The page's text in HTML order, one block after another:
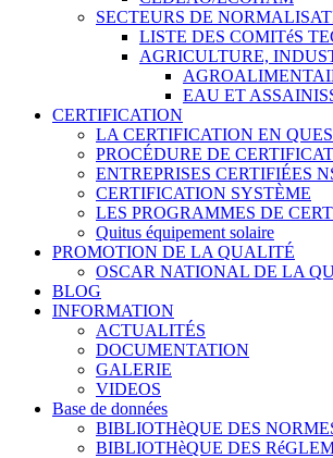
SECTEURS DE
LISTE DES COMITéS
AGRICULTURE,
EAU ET
CERTIFICATION
LA CERTIFICATION EN
PROCÉDURE DE
ENTREPRISES CERTIFIÉES
CERTIFICATION SYSTÈME
LES PROGRAMMES DE
Quitus équipement solaire
PROMOTION DE LA QUALITÉ
OSCAR NATIONAL DE LA
BLOG
INFORMATION
ACTUALITÉS
DOCUMENTATION
GALERIE
VIDEOS
Base de données
BIBLIOTHèQUE DES
BIBLIOTHèQUE DES